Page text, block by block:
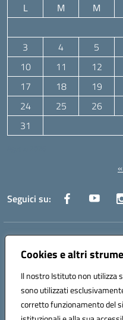
Cookies e altri
Il nostro Istituto non utilizza
sono utilizzati
corretto funzionamento del
L M M
3
4 5
10
11 12
17
18 19
24
25 26
31
Seguici su:
Indirizzo:
Centralino:071 204723 Email:
Codice fiscale: 93020970427
Codice meccanografico:
Codice unico di fatturazione (CUF):